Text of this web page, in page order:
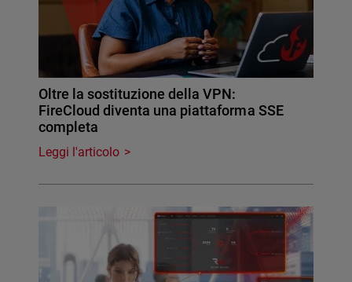
Oltre la sostituzione della VPN:
FireCloud diventa una piattaforma SSE
completa
Leggi l'articolo